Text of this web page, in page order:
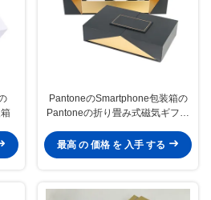
PantoneのSmartphone包装箱の
Pantoneの折り畳み式磁気ギフト
最高 の 価格 を 入手 する